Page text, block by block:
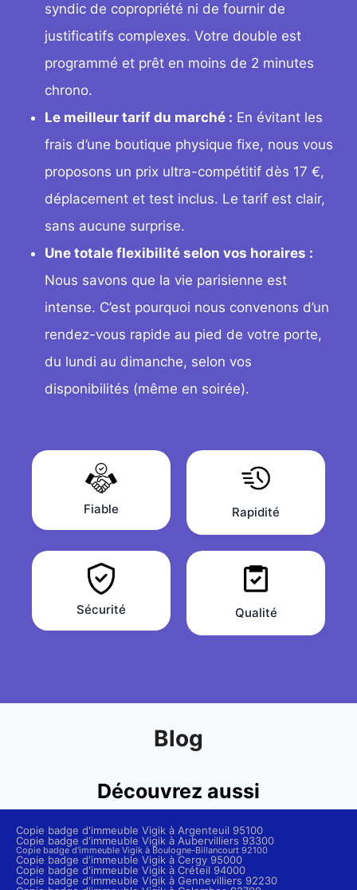
syndic de copropriété ni de fournir de
justificatifs complexes. Votre double est
programmé et prêt en moins de 2 minutes
chrono.
Le meilleur tarif du marché : En évitant les
frais d’une boutique physique fixe, nous vous
proposons un prix ultra-compétitif dès 17 €,
déplacement et test inclus. Le tarif est clair,
sans aucune surprise.
Une totale flexibilité selon vos horaires :
Nous savons que la vie parisienne est
intense. C’est pourquoi nous convenons d’un
rendez-vous rapide au pied de votre porte,
du lundi au dimanche, selon vos
disponibilités (même en soirée).
Fiable Rapidité
Sécurité Qualité
Blog
Découvrez aussi
Copie badge d'immeuble Vigik à Argenteuil 95100
Copie badge d'immeuble Vigik à Aubervilliers 93300
Copie badge d'immeuble Vigik à Boulogne-Billancourt 92100
Copie badge d'immeuble Vigik à Cergy 95000
Copie badge d'immeuble Vigik à Créteil 94000
Copie badge d'immeuble Vigik à Gennevilliers 92230